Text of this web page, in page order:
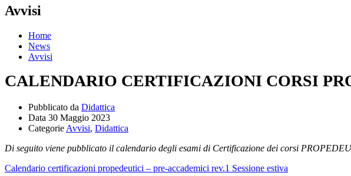
Avvisi
Home
News
Avvisi
CALENDARIO CERTIFICAZIONI CORSI
Pubblicato da Didattica
Data 30 Maggio 2023
Categorie Avvisi, Didattica
Di seguito viene pubblicato il calendario degli esami di Certificazione dei corsi
Calendario certificazioni propedeutici – pre-accademici rev.1 Sessione estiva